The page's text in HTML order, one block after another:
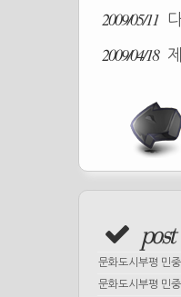
2009/05/11
2009/04/18
post
문화도시부평 민
문화도시부평 민